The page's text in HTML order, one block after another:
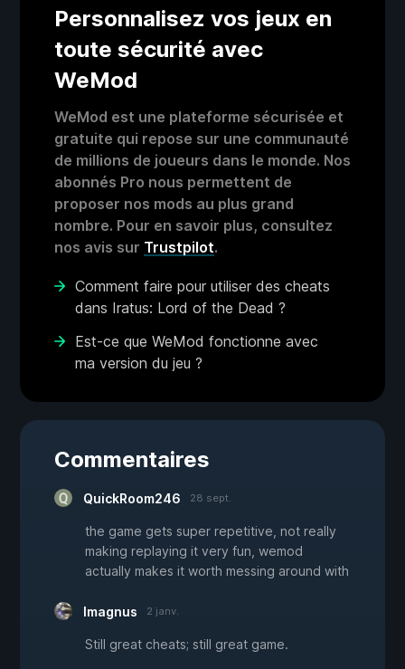
Personnalisez vos jeux en
toute sécurité avec
WeMod
WeMod est une plateforme sécurisée et
gratuite qui repose sur une communauté
de millions de joueurs dans le monde. Nos
abonnés Pro nous permettent de
proposer nos mods au plus grand
nombre. Pour en savoir plus, consultez
nos avis sur Trustpilot.
Comment faire pour utiliser des cheats
dans Iratus: Lord of the Dead ?
Est-ce que WeMod fonctionne avec
ma version du jeu ?
Commentaires
QuickRoom246 28 sept.
the game gets super repetitive, not really
making replaying it very fun, wemod
actually makes it worth messing around with
Imagnus 2 janv.
Still great cheats; still great game.